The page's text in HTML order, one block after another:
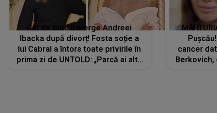
Cât de bine îi merge Andreei
Ibacka după divorț! Fosta soție a
lui Cabral a întors toate privirile în
prima zi de UNTOLD: „Parcă ai altă
cancer
Berkovich,